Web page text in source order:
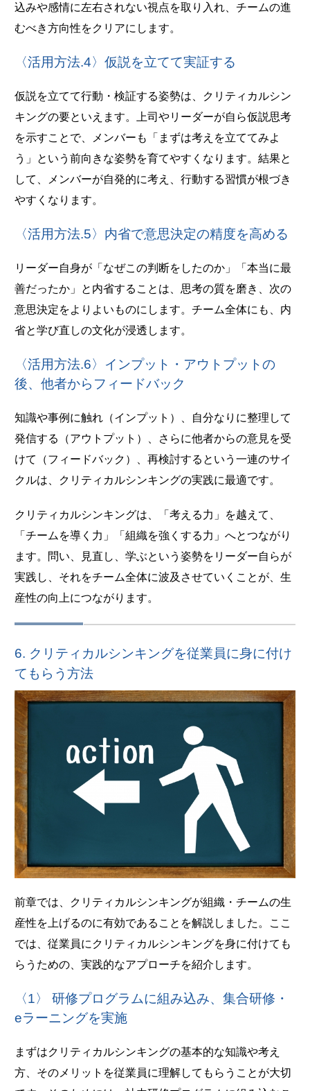
込みや感情に左右されない視点を取り入れ、チームの進
むべき方向性をクリアにします。
〈活用方法.4〉仮説を立てて実証する
仮説を立てて行動・検証する姿勢は、クリティカルシン
キングの要といえます。上司やリーダーが自ら仮説思考
を示すことで、メンバーも「まずは考えを立ててみよ
う」という前向きな姿勢を育てやすくなります。結果と
して、メンバーが自発的に考え、行動する習慣が根づき
やすくなります。
〈活用方法.5〉内省で意思決定の精度を高める
リーダー自身が「なぜこの判断をしたのか」「本当に最
善だったか」と内省することは、思考の質を磨き、次の
意思決定をよりよいものにします。チーム全体にも、内
省と学び直しの文化が浸透します。
〈活用方法.6〉インプット・アウトプットの
後、他者からフィードバック
知識や事例に触れ（インプット）、自分なりに整理して
発信する（アウトプット）、さらに他者からの意見を受
けて（フィードバック）、再検討するという一連のサイ
クルは、クリティカルシンキングの実践に最適です。
クリティカルシンキングは、「考える力」を越えて、
「チームを導く力」「組織を強くする力」へとつながり
ます。問い、見直し、学ぶという姿勢をリーダー自らが
実践し、それをチーム全体に波及させていくことが、生
産性の向上につながります。
6. クリティカルシンキングを従業員に身に付け
てもらう方法
前章では、クリティカルシンキングが組織・チームの生
産性を上げるのに有効であることを解説しました。ここ
では、従業員にクリティカルシンキングを身に付けても
らうための、実践的なアプローチを紹介します。
〈1〉 研修プログラムに組み込み、集合研修・
eラーニングを実施
まずはクリティカルシンキングの基本的な知識や考え
方、そのメリットを従業員に理解してもらうことが大切